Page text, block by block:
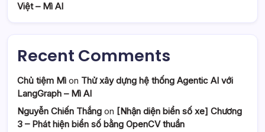
Việt – Mì AI
Recent Comments
Chủ tiệm Mì on Thử xây dựng hệ thống Agentic AI với
LangGraph – Mì AI
Nguyễn Chiến Thắng on [Nhận diện biển số xe] Chương
3 – Phát hiện biển số bằng OpenCV thuần